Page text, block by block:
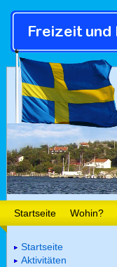
Startseite Wohin?
Startseite
Aktivitäten